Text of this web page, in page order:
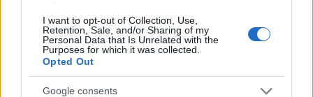
I want to opt-out of Collection, Use,
Retention, Sale, and/or Sharing of my
Personal Data that Is Unrelated with the
Purposes for which it was collected.
Opted Out
Google consents